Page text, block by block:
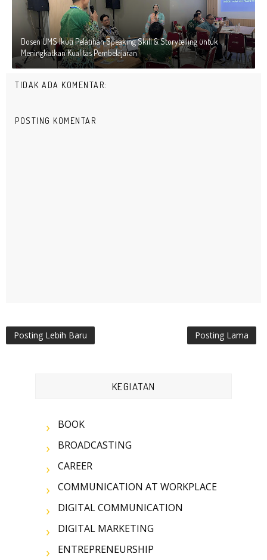
Dosen UMS Ikuti Pelatihan Speaking Skill & Storytelling untuk
Meningkatkan Kualitas Pembelajaran
TIDAK ADA KOMENTAR:
POSTING KOMENTAR
Posting Lebih Baru Posting Lama
KEGIATAN
BOOK
BROADCASTING
CAREER
COMMUNICATION AT WORKPLACE
DIGITAL COMMUNICATION
DIGITAL MARKETING
ENTREPRENEURSHIP